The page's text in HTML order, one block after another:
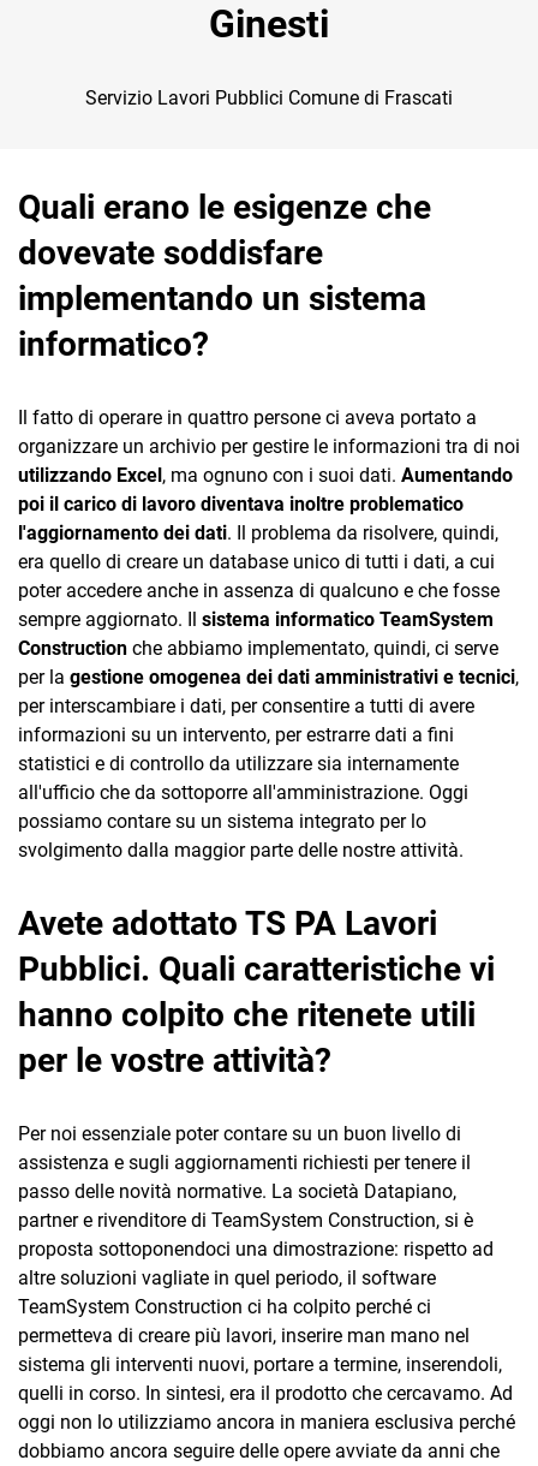
Ginesti
Servizio Lavori Pubblici Comune di Frascati
Quali erano le esigenze che
dovevate soddisfare
implementando un sistema
informatico?
Il fatto di operare in quattro persone ci aveva portato a
organizzare un archivio per gestire le informazioni tra di noi
utilizzando Excel, ma ognuno con i suoi dati. Aumentando
poi il carico di lavoro diventava inoltre problematico
l'aggiornamento dei dati. Il problema da risolvere, quindi,
era quello di creare un database unico di tutti i dati, a cui
poter accedere anche in assenza di qualcuno e che fosse
sempre aggiornato. Il sistema informatico TeamSystem
Construction che abbiamo implementato, quindi, ci serve
per la gestione omogenea dei dati amministrativi e tecnici,
per interscambiare i dati, per consentire a tutti di avere
informazioni su un intervento, per estrarre dati a fini
statistici e di controllo da utilizzare sia internamente
all'ufficio che da sottoporre all'amministrazione. Oggi
possiamo contare su un sistema integrato per lo
svolgimento dalla maggior parte delle nostre attività.
Avete adottato TS PA Lavori
Pubblici. Quali caratteristiche vi
hanno colpito che ritenete utili
per le vostre attività?
Per noi essenziale poter contare su un buon livello di
assistenza e sugli aggiornamenti richiesti per tenere il
passo delle novità normative. La società Datapiano,
partner e rivenditore di TeamSystem Construction, si è
proposta sottoponendoci una dimostrazione: rispetto ad
altre soluzioni vagliate in quel periodo, il software
TeamSystem Construction ci ha colpito perché ci
permetteva di creare più lavori, inserire man mano nel
sistema gli interventi nuovi, portare a termine, inserendoli,
quelli in corso. In sintesi, era il prodotto che cercavamo. Ad
oggi non lo utilizziamo ancora in maniera esclusiva perché
dobbiamo ancora seguire delle opere avviate da anni che